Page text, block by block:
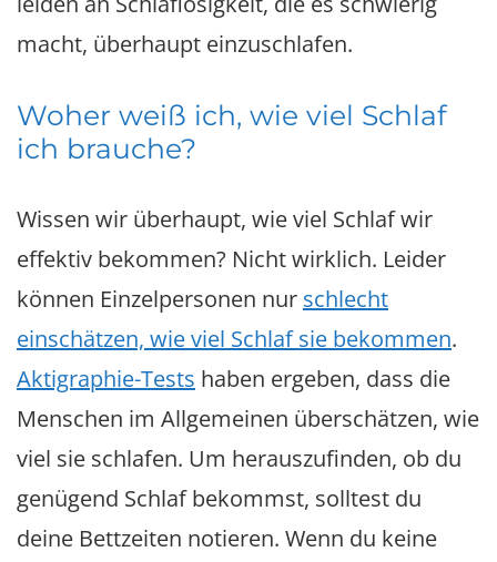
macht, überhaupt einzuschlafen.
Woher weiß ich, wie viel Schlaf
ich brauche?
Wissen wir überhaupt, wie viel Schlaf wir
effektiv bekommen? Nicht wirklich. Leider
können Einzelpersonen nur schlecht
einschätzen, wie viel Schlaf sie bekommen.
Aktigraphie-Tests haben ergeben, dass die
Menschen im Allgemeinen überschätzen, wie
viel sie schlafen. Um herauszufinden, ob du
genügend Schlaf bekommst, solltest du
deine Bettzeiten notieren. Wenn du keine